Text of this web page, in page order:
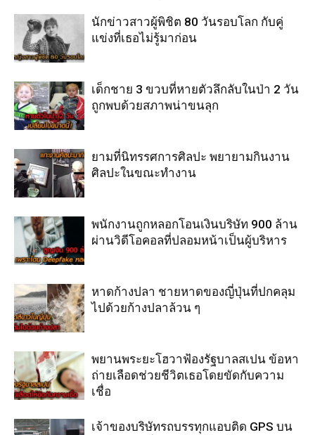
นักข่าวสาวผู้พิชิต 80 วันรอบโลก กับคู่
แข่งที่เธอไม่รู้มาก่อน
เด็กชาย 3 ขวบที่หายตัวลึกลับในป่า 2 วัน
ถูกพบด้วยสภาพน่าขนลุก
ยามที่นิทรรศการศิลปะ พยายามกินงาน
ศิลปะในขณะทำงาน
พนักงานถูกหลอกโอนเงินบริษัท 900 ล้าน
ผ่านวิดีโอคอลที่ปลอมหน้าเป็นผู้บริหาร
หาดก้างปลา ชายหาดของญี่ปุ่นที่ปกคลุม
ไปด้วยก้างปลาล้วน ๆ
พยานพระยะโฮวาฟ้องรัฐบาลสเปน ข้อหา
ถ่ายเลือดช่วยชีวิตเธอโดยขัดกับความ
เชื่อ
เจ้าของบริษัทรถบรรทุกแอบติด GPS บน